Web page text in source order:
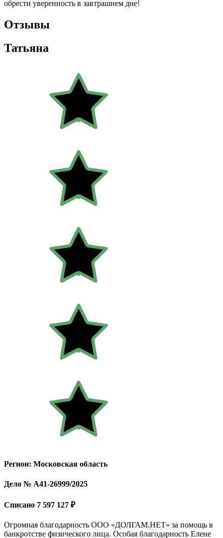
обрести уверенность в завтрашнем дне!
Отзывы
Татьяна
Регион: Московская область
Дело № А41-26999/2025
Списано 7 597 127 ₽
Огромная благодарность ООО «ДОЛГАМ.НЕТ» за помощь в
банкротстве физического лица. Особая благодарность Елене